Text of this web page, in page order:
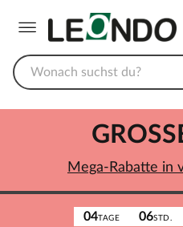
04TAGE 06STD.
Mega-Rabatte in